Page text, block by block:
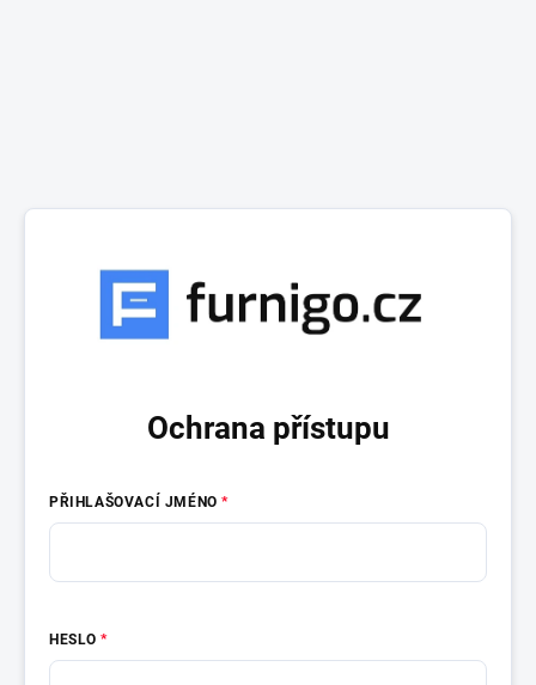
Ochrana přístupu
PŘIHLAŠOVACÍ JMÉNO
HESLO